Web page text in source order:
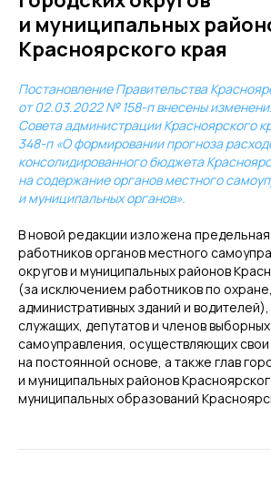
и муниципальных
Красноярского края
Постановление Правительства
от 02.03.2022 № 158-п внесены
Совета администрации Красноярского
348-п «О формировании прогноза
консолидированного бюджета
на содержание органов местного
и муниципальных органов».
В новой редакции изложена
работников органов местного
округов и муниципальных районов
(за исключением работников по
административных зданий и
служащих, депутатов и членов
самоуправления, осуществляющих
на постоянной основе, а также глав
и муниципальных районов
муниципальных образований